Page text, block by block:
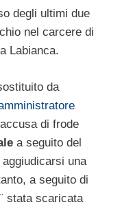
degli ultimi due
nel carcere di
Labianca.
da
di frode
a seguito del
una
a seguito di
stata scaricata